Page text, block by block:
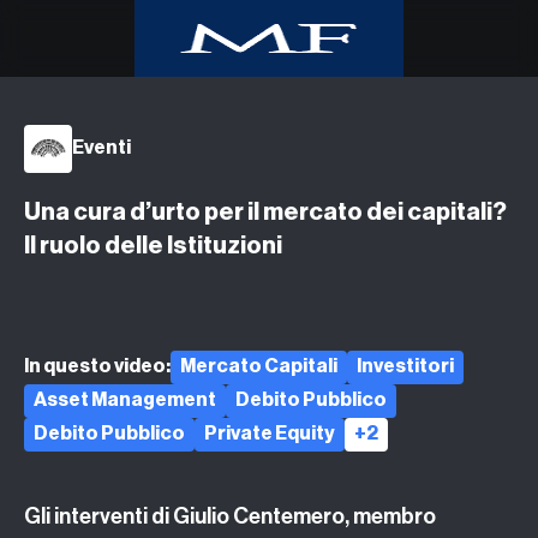
Home
Class CNBC
Class TV Moda
Milano Finanza
Podcast
Argomenti
Eventi
Una cura d’urto per il mercato dei capitali?
Il ruolo delle Istituzioni
In questo video: Mercato Capitali
Investitori
Asset Management
Debito Pubblico
Debito Pubblico
Private Equity +2
Gli interventi di Giulio Centemero, membro